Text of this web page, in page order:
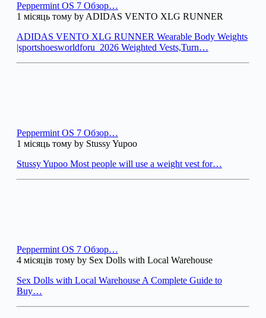
Peppermint OS 7 Обзор…
1 місяць тому by ADIDAS VENTO XLG RUNNER
ADIDAS VENTO XLG RUNNER Wearable Body Weights
|sportshoesworldforu_2026 Weighted Vests,Turn…
Peppermint OS 7 Обзор…
1 місяць тому by Stussy Yupoo
Stussy Yupoo Most people will use a weight vest for…
Peppermint OS 7 Обзор…
4 місяців тому by Sex Dolls with Local Warehouse
Sex Dolls with Local Warehouse A Complete Guide to
Buy…